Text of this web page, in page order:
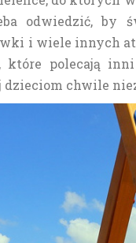
odwiedzić, by
i wiele innych
które polecają
dzieciom chwile